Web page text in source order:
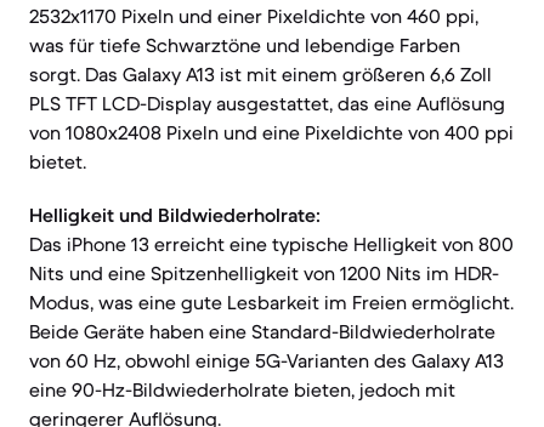
2532x1170 Pixeln und einer Pixeldichte von 460 ppi,
was für tiefe Schwarztöne und lebendige Farben
sorgt. Das Galaxy A13 ist mit einem größeren 6,6 Zoll
PLS TFT LCD-Display ausgestattet, das eine Auflösung
von 1080x2408 Pixeln und eine Pixeldichte von 400 ppi
bietet.
Helligkeit und Bildwiederholrate:
Das iPhone 13 erreicht eine typische Helligkeit von 800
Nits und eine Spitzenhelligkeit von 1200 Nits im HDR-
Modus, was eine gute Lesbarkeit im Freien ermöglicht.
Beide Geräte haben eine Standard-Bildwiederholrate
von 60 Hz, obwohl einige 5G-Varianten des Galaxy A13
eine 90-Hz-Bildwiederholrate bieten, jedoch mit
geringerer Auflösung.